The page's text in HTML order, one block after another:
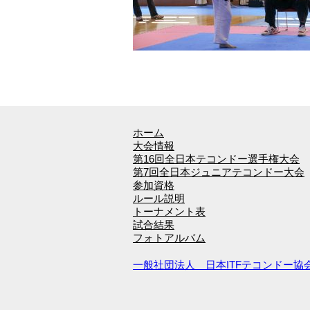
ホーム
大会情報
第16回全日本テコンドー選手権大会
第7回全日本ジュニアテコンドー大会
参加資格
ルール説明
トーナメント表
試合結果
フォトアルバム
一般社団法人 日本ITFテコンドー協